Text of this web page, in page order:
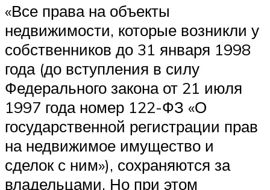
«Все права на объекты
недвижимости, которые возникли у
собственников до 31 января 1998
года (до вступления в силу
Федерального закона от 21 июля
1997 года номер 122-ФЗ «О
государственной регистрации прав
на недвижимое имущество и
сделок с ним»), сохраняются за
владельцами. Но при этом